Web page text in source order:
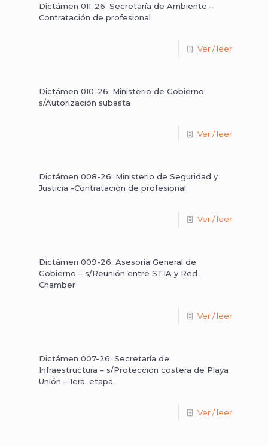
Dictámen 011-26: Secretaría de Ambiente –
Contratación de profesional
Ver / leer
Dictámen 010-26: Ministerio de Gobierno
s/Autorización subasta
Ver / leer
Dictámen 008-26: Ministerio de Seguridad y
Justicia -Contratación de profesional
Ver / leer
Dictámen 009-26: Asesoría General de
Gobierno – s/Reunión entre STIA y Red
Chamber
Ver / leer
Dictámen 007-26: Secretaría de
Infraestructura – s/Protección costera de Playa
Unión – 1era. etapa
Ver / leer